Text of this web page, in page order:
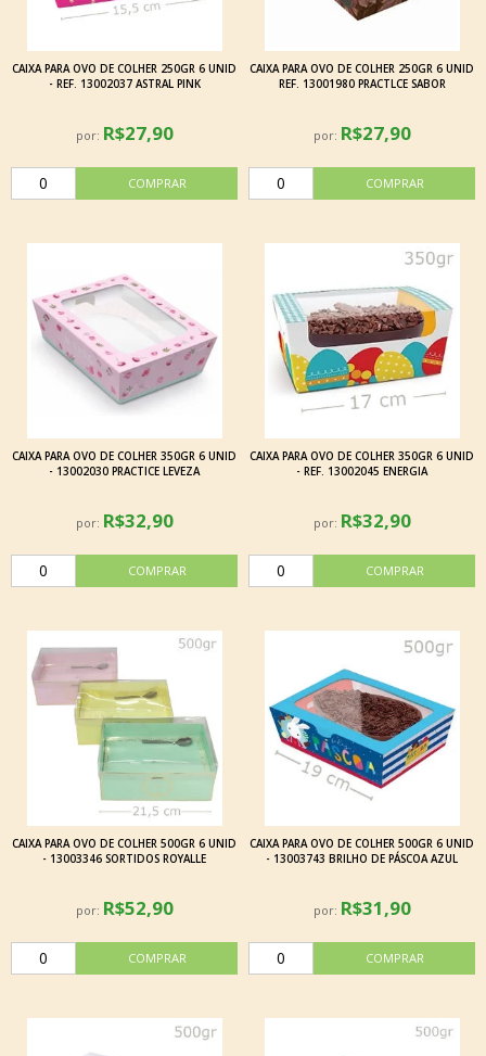
CAIXA PARA OVO DE COLHER 250GR 6 UNID
- REF. 13002037 ASTRAL PINK
por: R$27,90
CAIXA PARA OVO DE COLHER 250GR 6 UNID
REF. 13001980 PRACTLCE SABOR
por: R$27,90
CAIXA PARA OVO DE COLHER 350GR 6 UNID
- 13002030 PRACTICE LEVEZA
por: R$32,90
CAIXA PARA OVO DE COLHER 350GR 6 UNID
- REF. 13002045 ENERGIA
por: R$32,90
CAIXA PARA OVO DE COLHER 500GR 6 UNID
- 13003346 SORTIDOS ROYALLE
por: R$52,90
CAIXA PARA OVO DE COLHER 500GR 6 UNID
- 13003743 BRILHO DE PÁSCOA AZUL
por: R$31,90